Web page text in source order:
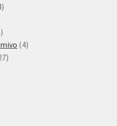
4
5
produktů
44
27